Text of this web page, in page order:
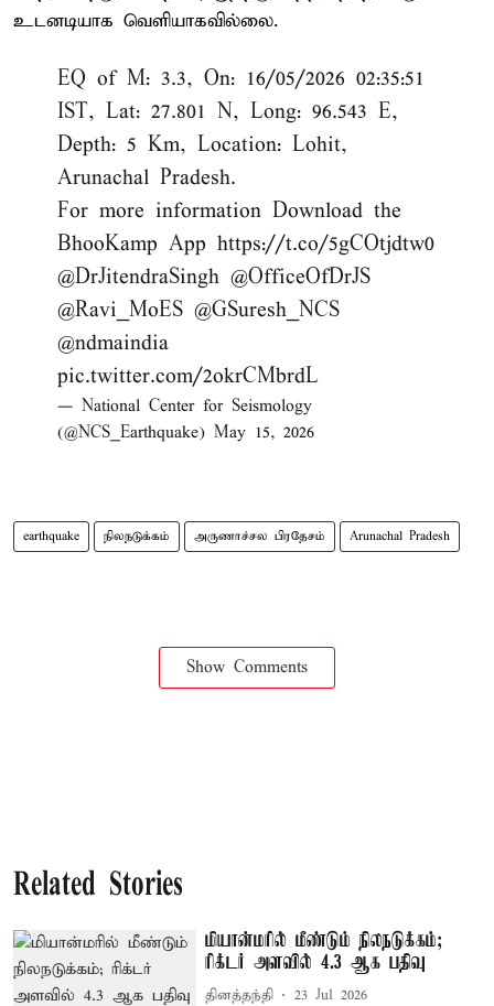
உடனடியாக வெளியாகவில்லை.
EQ of M: 3.3, On: 16/05/2026 02:35:51
IST, Lat: 27.801 N, Long: 96.543 E,
Depth: 5 Km, Location: Lohit,
Arunachal Pradesh.
For more information Download the
BhooKamp App https://t.co/5gCOtjdtw0
@DrJitendraSingh @OfficeOfDrJS
@Ravi_MoES @GSuresh_NCS
@ndmaindia
pic.twitter.com/2okrCMbrdL
— National Center for Seismology
(@NCS_Earthquake) May 15, 2026
earthquake நிலநடுக்கம் அருணாச்சல பிரதேசம் Arunachal Pradesh
Show Comments
Related Stories
மியான்மரில் மீண்டும் நிலநடுக்கம்;
ரிக்டர் அளவில் 4.3 ஆக பதிவு
தினத்தந்தி 23 Jul 2026